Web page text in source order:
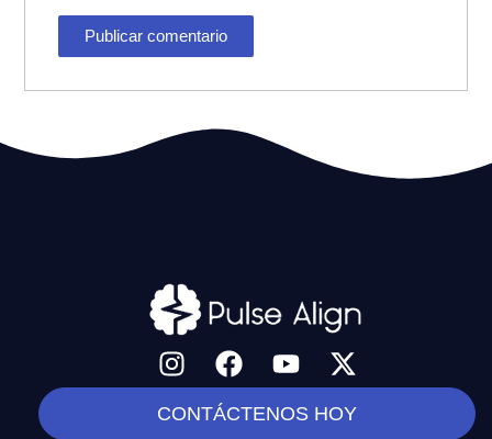
I
n
s
F
a
c
Y
o
u
X
-
t
CONTÁCTENOS HOY